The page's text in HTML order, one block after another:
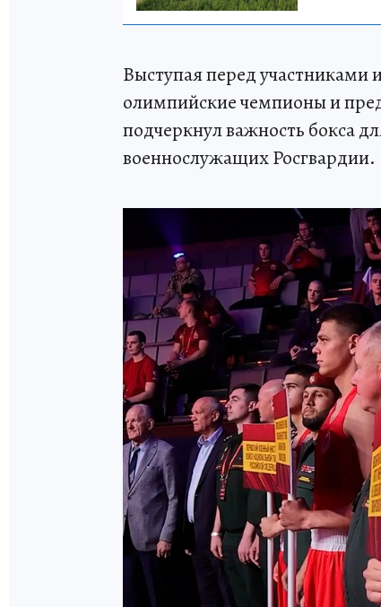
Выступая перед участниками
олимпийские чемпионы и
подчеркнул важность бокса
военнослужащих Росгвардии.